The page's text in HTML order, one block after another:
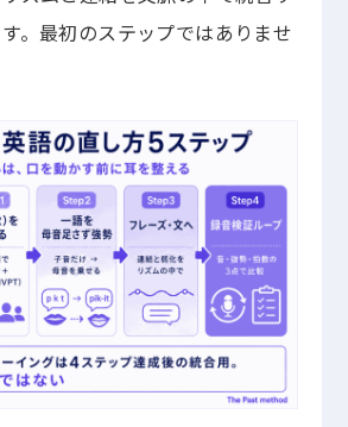
。最初のステップではありませ